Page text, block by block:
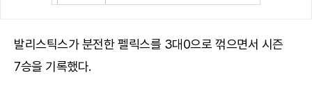
발리스틱스가 분전한 펠릭스를 3대0으로 꺾으면서 시즌
7승을 기록했다.